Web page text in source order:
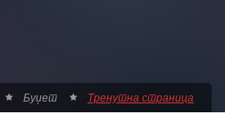
Буџет Тренутна страница